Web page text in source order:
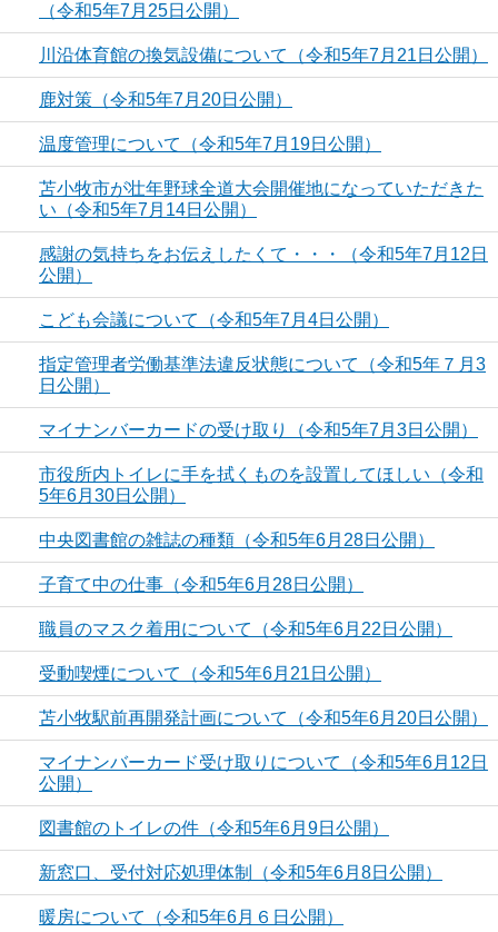
（令和5年7月25日公開）
川沿体育館の換気設備について（令和5年7月21日公開）
鹿対策（令和5年7月20日公開）
温度管理について（令和5年7月19日公開）
苫小牧市が壮年野球全道大会開催地になっていただきた
い（令和5年7月14日公開）
感謝の気持ちをお伝えしたくて・・・（令和5年7月12日
公開）
こども会議について（令和5年7月4日公開）
指定管理者労働基準法違反状態について（令和5年７月3
日公開）
マイナンバーカードの受け取り（令和5年7月3日公開）
市役所内トイレに手を拭くものを設置してほしい（令和
5年6月30日公開）
中央図書館の雑誌の種類（令和5年6月28日公開）
子育て中の仕事（令和5年6月28日公開）
職員のマスク着用について（令和5年6月22日公開）
受動喫煙について（令和5年6月21日公開）
苫小牧駅前再開発計画について（令和5年6月20日公開）
マイナンバーカード受け取りについて（令和5年6月12日
公開）
図書館のトイレの件（令和5年6月9日公開）
新窓口、受付対応処理体制（令和5年6月8日公開）
暖房について（令和5年6月６日公開）